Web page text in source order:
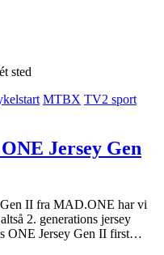
sted
MTBX TV2 sport
Jersey Gen
II fra MAD.ONE har vi
2. generations jersey
ONE Jersey Gen II first…